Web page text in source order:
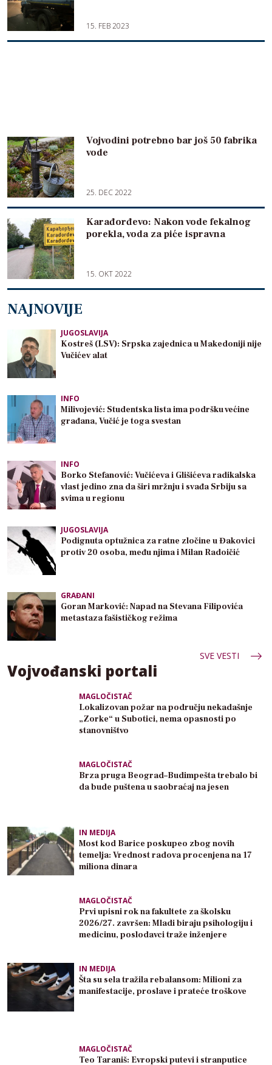
15. FEB 2023
Vojvodini potrebno bar još 50 fabrika
vode
25. DEC 2022
Karađorđevo: Nakon vode fekalnog
porekla, voda za piće ispravna
15. OKT 2022
NAJNOVIJE
JUGOSLAVIJA
Kostreš (LSV): Srpska zajednica u Makedoniji nije
Vučićev alat
INFO
Milivojević: Studentska lista ima podršku većine
građana, Vučić je toga svestan
INFO
Borko Stefanović: Vučićeva i Glišićeva radikalska
vlast jedino zna da širi mržnju i svađa Srbiju sa
svima u regionu
JUGOSLAVIJA
Podignuta optužnica za ratne zločine u Đakovici
protiv 20 osoba, među njima i Milan Radoičić
GRAĐANI
Goran Marković: Napad na Stevana Filipovića
metastaza fašističkog režima
SVE VESTI
Vojvođanski portali
MAGLOČISTAČ
Lokalizovan požar na području nekadašnje
„Zorke“ u Subotici, nema opasnosti po
stanovništvo
MAGLOČISTAČ
Brza pruga Beograd–Budimpešta trebalo bi
da bude puštena u saobraćaj na jesen
IN MEDIJA
Most kod Barice poskupeo zbog novih
temelja: Vrednost radova procenjena na 17
miliona dinara
MAGLOČISTAČ
Prvi upisni rok na fakultete za školsku
2026/27. završen: Mladi biraju psihologiju i
medicinu, poslodavci traže inženjere
IN MEDIJA
Šta su sela tražila rebalansom: Milioni za
manifestacije, proslave i prateće troškove
MAGLOČISTAČ
Teo Taraniš: Evropski putevi i stranputice